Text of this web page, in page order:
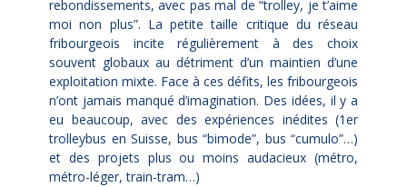
rebondissements, avec pas mal de “trolley, je t’aime
moi non plus”. La petite taille critique du réseau
fribourgeois incite régulièrement à des choix
souvent globaux au détriment d’un maintien d’une
exploitation mixte. Face à ces défits, les fribourgeois
n’ont jamais manqué d’imagination. Des idées, il y a
eu beaucoup, avec des expériences inédites (1er
trolleybus en Suisse, bus “bimode”, bus “cumulo”…)
et des projets plus ou moins audacieux (métro,
métro-léger, train-tram…)